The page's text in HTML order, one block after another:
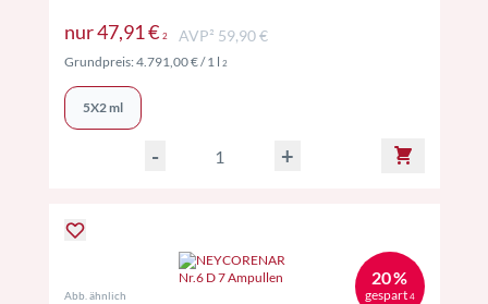
nur47,91 € 2Preise inkl. MwSt. ggf. zzgl. Versand
AVP² 59,90 €
Grundpreis:4.791,00 €/ 1 l 2Preise inkl. MwSt. ggf. zzgl. Versand
5X2 ml
- +
20 %
gespart 4
Abb. ähnlich